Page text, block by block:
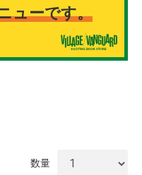
ューです。
数量